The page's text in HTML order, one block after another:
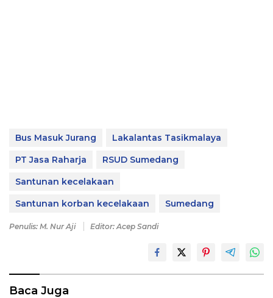
Bus Masuk Jurang
Lakalantas Tasikmalaya
PT Jasa Raharja
RSUD Sumedang
Santunan kecelakaan
Santunan korban kecelakaan
Sumedang
Penulis: M. Nur Aji Editor: Acep Sandi
Baca Juga